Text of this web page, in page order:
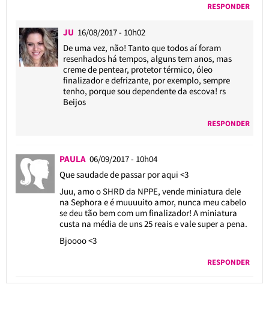
RESPONDER
JU 16/08/2017 - 10h02
De uma vez, não! Tanto que todos aí foram
resenhados há tempos, alguns tem anos, mas
creme de pentear, protetor térmico, óleo
finalizador e defrizante, por exemplo, sempre
tenho, porque sou dependente da escova! rs
Beijos
RESPONDER
PAULA 06/09/2017 - 10h04
Que saudade de passar por aqui <3
Juu, amo o SHRD da NPPE, vende miniatura dele
na Sephora e é muuuuito amor, nunca meu cabelo
se deu tão bem com um finalizador! A miniatura
custa na média de uns 25 reais e vale super a pena.
Bjoooo <3
RESPONDER